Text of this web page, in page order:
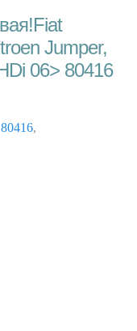
Jumper,
06> 80416
80416,